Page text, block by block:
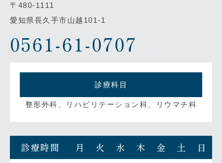
〒480-1111
愛知県長久手市山越101-1
0561-61-0707
診療科目
整形外科、リハビリテーション科、リウマチ科
診療時間 月 火 水 木 金 土
日